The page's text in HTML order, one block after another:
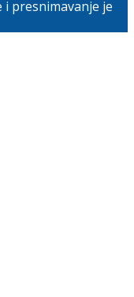
presnimavanje je